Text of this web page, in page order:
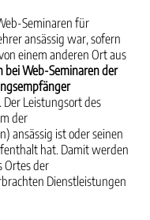
Seminaren für
ansässig war, sofern
einem anderen Ort aus
bei Web-Seminaren der
Leistungsort des
der
ansässig ist oder seinen
hat. Damit werden
Ortes der
Dienstleistungen